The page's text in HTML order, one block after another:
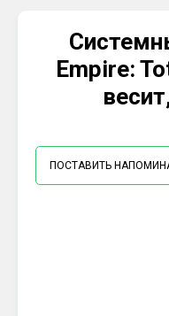
Empire:
ПОСТАВИТЬ